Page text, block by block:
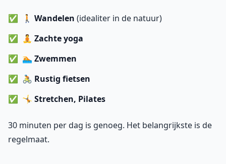
🚶 Wandelen (idealiter in de natuur)
🧘 Zachte yoga
🏊 Zwemmen
🚴 Rustig fietsen
🤸 Stretchen, Pilates
30 minuten per dag is genoeg. Het belangrijkste is de
regelmaat.